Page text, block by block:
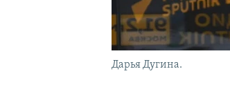
Дарья Дугина.